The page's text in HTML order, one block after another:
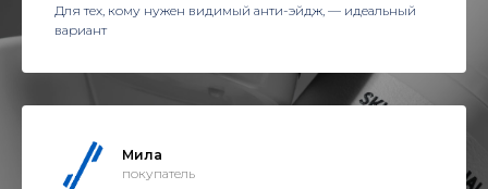
Для тех, кому нужен видимый анти-эйдж, — идеальный
вариант
Мила
покупатель